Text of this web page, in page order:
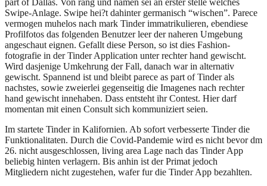
part of Dallas. Von rang und namen sei an erster stelle welches
Swipe-Anlage. Swipe hei?t dahinter germanisch “wischen”. Parece
vermogen muhelos nach mark Tinder immatrikulieren, ebendiese
Profilfotos das folgenden Benutzer leer der naheren Umgebung
angeschaut eignen. Gefallt diese Person, so ist dies Fashion-
fotografie in der Tinder Application unter rechter hand gewischt.
Wird dasjenige Umkehrung der Fall, danach war in alternativ
gewischt. Spannend ist und bleibt parece as part of Tinder als
nachstes, sowie zweierlei gegenseitig die Imagenes nach rechter
hand gewischt innehaben. Dass entsteht ihr Contest. Hier darf
momentan mit einen Consult sich kommuniziert seien.
Im startete Tinder in Kalifornien. Ab sofort verbesserte Tinder die
Funktionalitaten. Durch die Covid-Pandemie wird es nicht bevor dm
26. nicht ausgeschlossen, living area Lage nach das Tinder App
beliebig hinten verlagern. Bis anhin ist der Primat jedoch
Mitgliedern nicht zugestehen, wafer fur die Tinder App bezahlten.